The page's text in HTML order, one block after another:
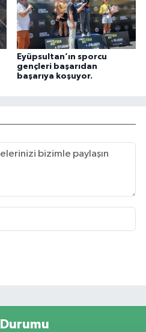
Eyüpsultan’ın sporcu
gençleri başarıdan
başarıya koşuyor.